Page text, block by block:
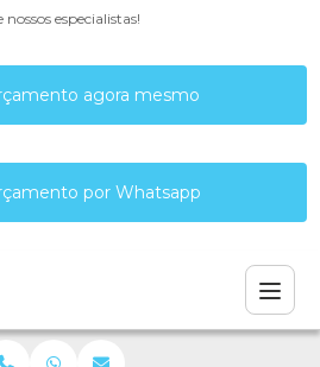
especialistas!
agora mesmo
por Whatsapp